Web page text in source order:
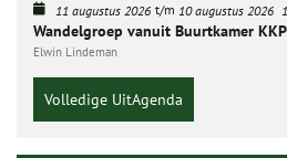
11 augustus 2026 t/m 10 augustus 2026
Wandelgroep vanuit Buurtkamer KKP
Elwin Lindeman
Volledige UitAgenda